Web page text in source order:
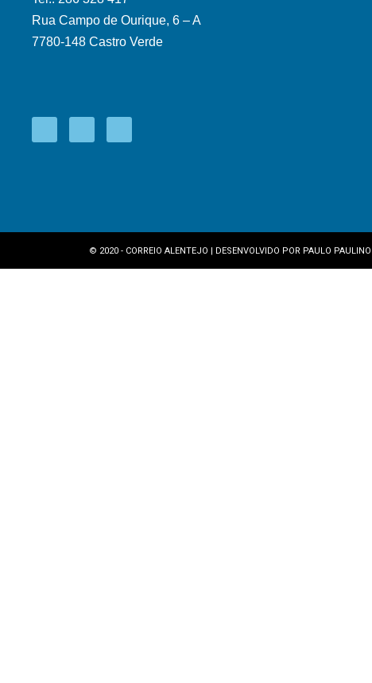
Rua Campo de Ourique, 6 – A
7780-148 Castro Verde
© 2020 - CORREIO ALENTEJO | DESENVOLVIDO POR PAULO PAULINO